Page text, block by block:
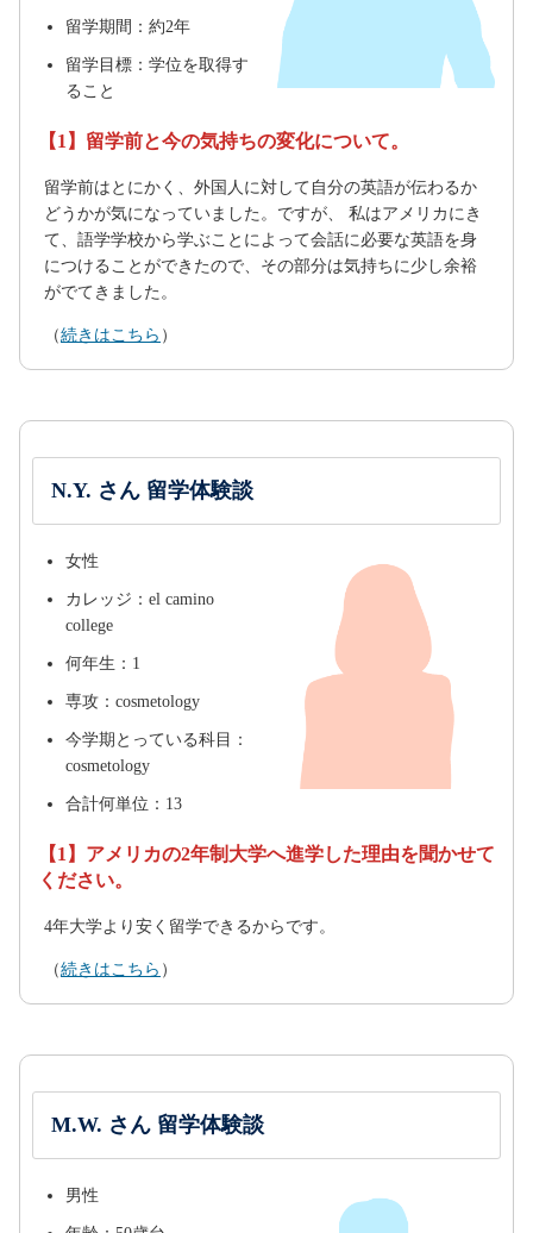
留学期間：約2年
留学目標：学位を取得す
ること
【1】留学前と今の気持ちの変化について。
留学前はとにかく、外国人に対して自分の英語が伝わるか
どうかが気になっていました。ですが、 私はアメリカにき
て、語学学校から学ぶことによって会話に必要な英語を身
につけることができたので、その部分は気持ちに少し余裕
がでてきました。
（続きはこちら ）
N.Y. さん 留学体験談
女性
カレッジ：el camino
college
何年生：1
専攻：cosmetology
今学期とっている科目：
cosmetology
合計何単位：13
【1】アメリカの2年制大学へ進学した理由を聞かせて
ください。
4年大学より安く留学できるからです。
（続きはこちら ）
M.W. さん 留学体験談
男性